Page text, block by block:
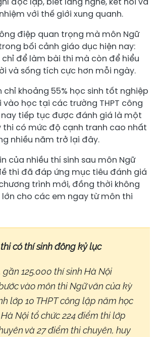
với thế giới xung quanh.
điệp quan trọng mà môn Ngữ
bối cảnh giáo dục hiện nay:
để làm bài thi mà còn để hiểu
và sống tích cực hơn mỗi ngày.
chỉ khoảng 55% học sinh tốt nghiệp
vào học tại các trường THPT công
nay tiếp tục được đánh giá là một
thi có mức độ cạnh tranh cao nhất
nhiều năm trở lại đây.
của nhiều thí sinh sau môn Ngữ
thi đã đáp ứng mục tiêu đánh giá
trình mới, đồng thời không
cho các em ngay từ môn thi
có thí sinh đông kỷ lục
125.000 thí sinh Hà Nội
vào môn thi Ngữ văn của kỳ
lớp 10 THPT công lập năm học
Nội tổ chức 224 điểm thi lớp
và 27 điểm thi chuyên, huy